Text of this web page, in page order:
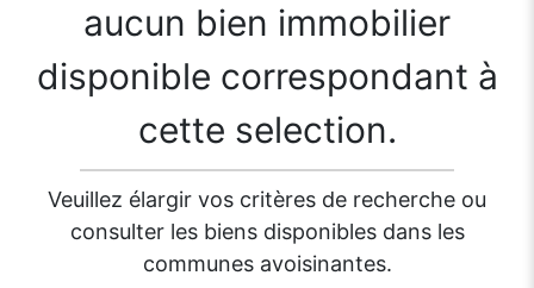
aucun bien immobilier
disponible correspondant à
cette selection.
Veuillez élargir vos critères de recherche ou
consulter les biens disponibles dans les
communes avoisinantes.